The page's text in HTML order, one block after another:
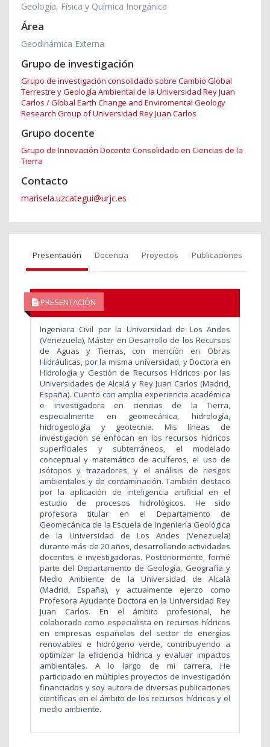
Geología, Física y Química Inorgánica
Área
Geodinámica Externa
Grupo de investigación
Grupo de investigación consolidado sobre Cambio Global
Terrestre y Geología Ambiental de la Universidad Rey Juan
Carlos / Global Earth Change and Enviromental Geology
Research Group of Universidad Rey Juan Carlos
Grupo docente
Grupo de Innovación Docente Consolidado en Ciencias de la
Tierra
Contacto
marisela.uzcategui@urjc.es
Presentación Docencia Proyectos Publicaciones
PRESENTACIÓN
Ingeniera Civil por la Universidad de Los Andes
(Venezuela), Máster en Desarrollo de los Recursos
de Aguas y Tierras, con mención en Obras
Hidráulicas, por la misma universidad, y Doctora en
Hidrología y Gestión de Recursos Hídricos por las
Universidades de Alcalá y Rey Juan Carlos (Madrid,
España). Cuento con amplia experiencia académica
e investigadora en ciencias de la Tierra,
especialmente en geomecánica, hidrología,
hidrogeología y geotecnia. Mis líneas de
investigación se enfocan en los recursos hídricos
superficiales y subterráneos, el modelado
conceptual y matemático de acuíferos, el uso de
isótopos y trazadores, y el análisis de riesgos
ambientales y de contaminación. También destaco
por la aplicación de inteligencia artificial en el
estudio de procesos hidrológicos. He sido
profesora titular en el Departamento de
Geomecánica de la Escuela de Ingeniería Geológica
de la Universidad de Los Andes (Venezuela)
durante más de 20 años, desarrollando actividades
docentes e investigadoras. Posteriormente, formé
parte del Departamento de Geología, Geografía y
Medio Ambiente de la Universidad de Alcalá
(Madrid, España), y actualmente ejerzo como
Profesora Ayudante Doctora en la Universidad Rey
Juan Carlos. En el ámbito profesional, he
colaborado como especialista en recursos hídricos
en empresas españolas del sector de energías
renovables e hidrógeno verde, contribuyendo a
optimizar la eficiencia hídrica y evaluar impactos
ambientales. A lo largo de mi carrera, He
participado en múltiples proyectos de investigación
financiados y soy autora de diversas publicaciones
científicas en el ámbito de los recursos hídricos y el
medio ambiente.